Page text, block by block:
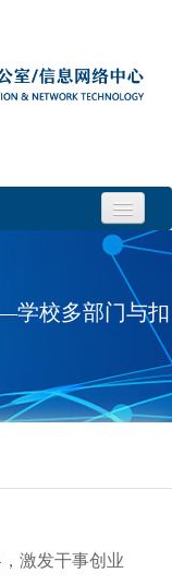
学校多部门与扣
激发干事创业